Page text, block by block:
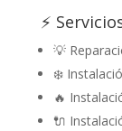
⚡
💡
❄️
🔥
🔌